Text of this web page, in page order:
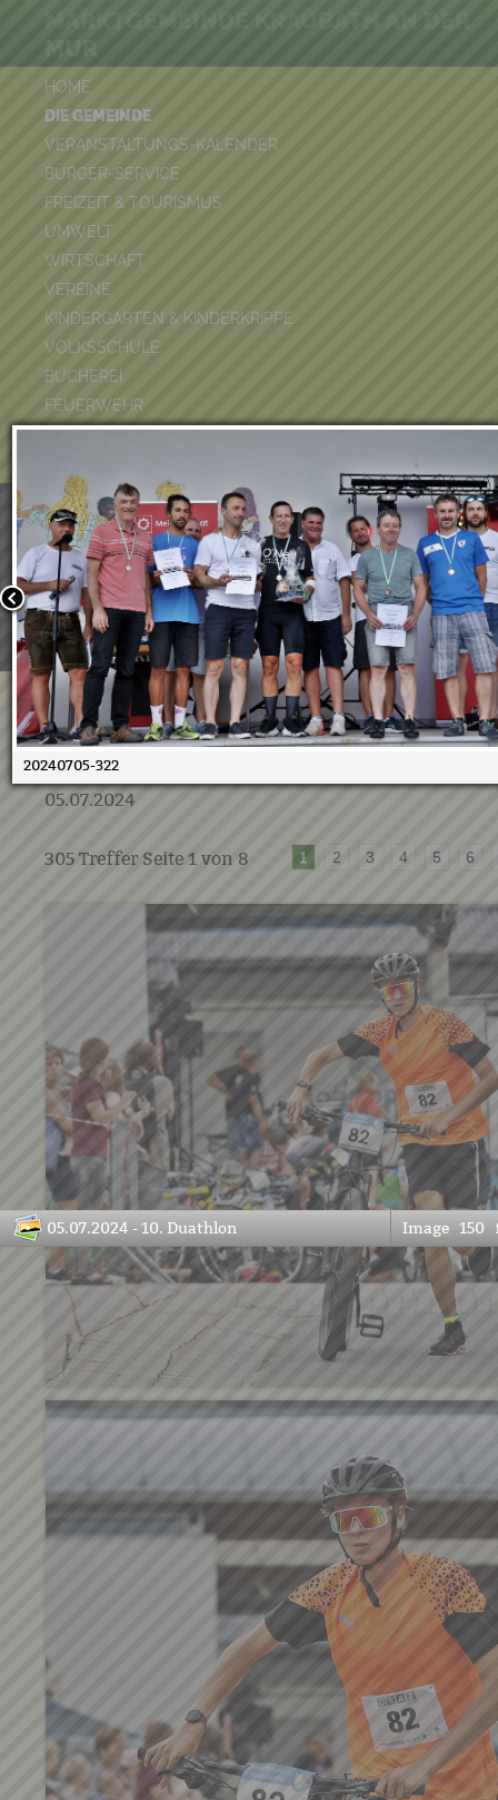
HOME
DIE GEMEINDE
VERANSTALTUNGS-KALENDER
BÜRGER-SERVICE
FREIZEIT & TOURISMUS
UMWELT
WIRTSCHAFT
VEREINE
KINDERGARTEN & KINDERKRIPPE
VOLKSSCHULE
BÜCHEREI
FEUERWEHR
DUATHLON 2026
MUR
Wir verwenden Cookies, um unsere Webseite für Sie
benutzerfreundlich zu gestalten. Wenn Sie fortfahren,
an, dass Sie mit der Verwendung von Cookies auf
einverstanden sind.
Weitere Informationen:Datenschutzerklärung/Cookie-
Bestätigen
05.07.2024 - 10. Duathlon
05.07.2024
305 Treffer Seite 1 von 8 1 2 3 4 5 6
20240705-322
05.07.2024 - 10. Duathlon Image 150